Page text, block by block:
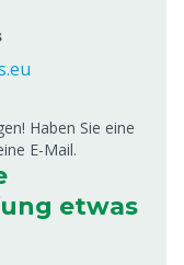
Haben Sie eine
E-Mail.
etwas